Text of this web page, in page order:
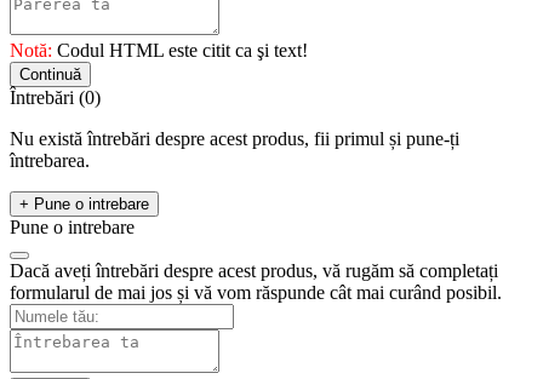
Notă: Codul HTML este citit ca şi text!
Continuă
Întrebări (0)
Nu există întrebări despre acest produs, fii primul și pune-ți
întrebarea.
+ Pune o intrebare
Pune o intrebare
Dacă aveți întrebări despre acest produs, vă rugăm să completați
formularul de mai jos și vă vom răspunde cât mai curând posibil.